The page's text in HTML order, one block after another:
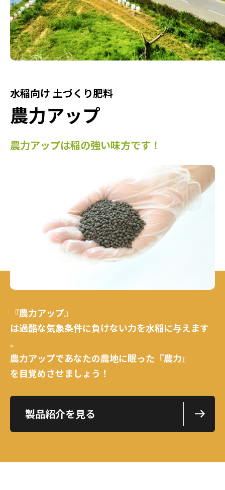
水稲向け 土づくり肥料
農力アップ
農力アップは稲の強い味方です！
『農力アップ』
は過酷な気象条件に負けない力を水稲に与えます
。
農力アップであなたの農地に眠った 『農力』
を目覚めさせましょう！
製品紹介を見る